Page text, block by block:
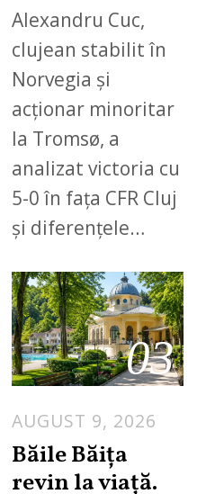
Alexandru Cuc,
clujean stabilit în
Norvegia și
acționar minoritar
la Tromsø, a
analizat victoria cu
5-0 în fața CFR Cluj
și diferențele…
03
AUGUST 9, 2026
Băile Băița
revin la viață.